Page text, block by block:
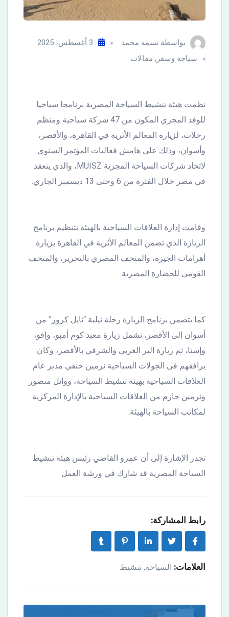
بواسطة نسمه محمد
3 أغسطس، 2025
سياحة وسفر , مقالات
نظمت هيئة تنشيط السياحة المصرية برنامجا سياحيا
للوفد المجري المكون من 47 شركة سياحية ومنظم
رحلات، لزيارة المعالم الأثرية في القاهرة، والأقصر،
وأسوان، وذلك على هامش فعاليات المؤتمر السنوي
لاتحاد شركات السياحة المجرية MUISZ، والذي ينعقد
في مصر خلال الفترة من 6 وحتى 13 ديسمبر الجاري.
وقامت إدارة العلاقات السياحية بالهيئة بتنظيم برنامج
الزيارة الذي تضمن المعالم الأثرية في القاهرة بزيارة
أهرامات الجيزة، والمتحف المصري بالتحرير، والمتحف
القومي للحضارة المصرية.
كما يتضمن برنامج الزيارة رحلة نيلية “نايل كروز” من
أسوان إلى الأقصر، تشمل زيارة معبد كوم أمبو، وإفو،
وإسنا، ثم زيارة البر الغربي والشرقي بالأقصر، وكان
يرافقهم في الجولات السياحية نرمين حنفي مدير عام
العلاقات السياحية بهيئة تنشيط السياحة، ووائل منصور
ونرمين حازم من العلاقات السياحية بالإدارة المركزية
لمكاتب السياحة بالهيئة.
تجدر الإشارة إلى أن عمرو القاضي رئيس هيئة تنشيط
السياحة المصرية قد شارك في ورشة العمل
رابط المشاركة:
العلامات: السياحة, تنشيط